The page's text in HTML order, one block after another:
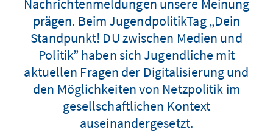
Nachrichtenmeldungen unsere Meinung
prägen. Beim JugendpolitikTag „Dein
Standpunkt! DU zwischen Medien und
Politik” haben sich Jugendliche mit
aktuellen Fragen der Digitalisierung und
den Möglichkeiten von Netzpolitik im
gesellschaftlichen Kontext
auseinandergesetzt.